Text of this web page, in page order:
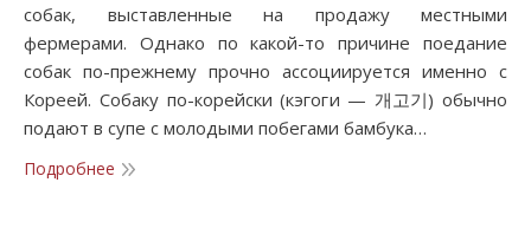
собак, выставленные на продажу местными
фермерами. Однако по какой-то причине поедание
собак по-прежнему прочно ассоциируется именно с
Кореей. Собаку по-корейски (кэгоги — 개고기) обычно
подают в супе с молодыми побегами бамбука…
Подробнее